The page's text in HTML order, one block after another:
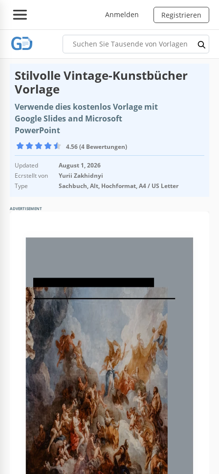
Anmelden Registrieren
Stilvolle Vintage-Kunstbücher
Vorlage
Verwende dies kostenlos Vorlage mit
Google Slides and Microsoft
PowerPoint
4.56 (4 Bewertungen)
Updated
August 1, 2026
Ecrstellt von
Yurii Zakhidnyi
Type
Sachbuch, Alt, Hochformat, A4 / US Letter
ADVERTISEMENT